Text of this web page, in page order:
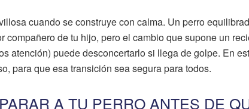
cuando se construye con calma. Un perro
de tu hijo, pero el cambio que supone un
atención) puede desconcertarlo si llega de golpe. En
para que esa transición sea segura para todos.
A TU PERRO ANTES DE